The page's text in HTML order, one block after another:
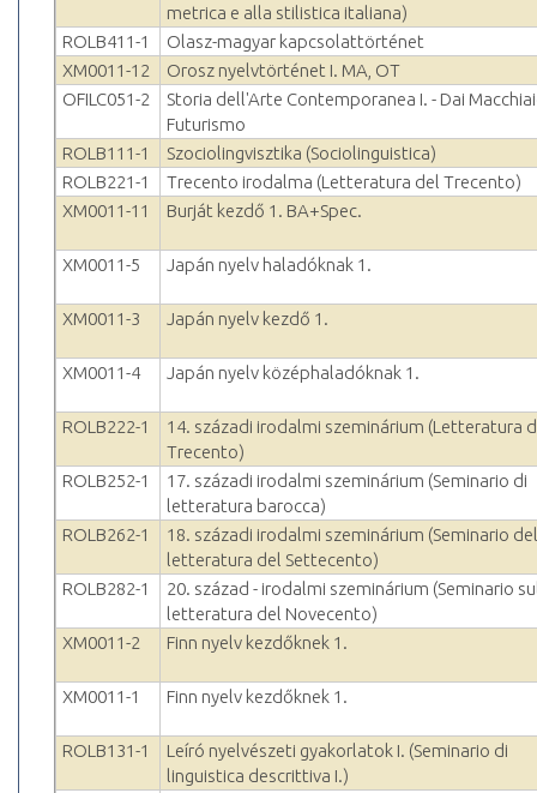
metrica e alla stilistica italiana)
ROLB411-1
Olasz-magyar kapcsolattörténet
XM0011-12
Orosz nyelvtörténet I. MA, OT
OFILC051-2
Storia dell'Arte Contemporanea I. - Dai
Futurismo
ROLB111-1
Szociolingvisztika (Sociolinguistica)
ROLB221-1
Trecento irodalma (Letteratura del Trecento)
XM0011-11
Burját kezdő 1. BA+Spec.
XM0011-5 Japán nyelv haladóknak 1.
XM0011-3 Japán nyelv kezdő 1.
XM0011-4 Japán nyelv középhaladóknak 1.
ROLB222-1
14. századi irodalmi szeminárium (Letteratura
Trecento)
ROLB252-1
17. századi irodalmi szeminárium (Seminario di
letteratura barocca)
ROLB262-1
18. századi irodalmi szeminárium (Seminario
letteratura del Settecento)
ROLB282-1
20. század - irodalmi szeminárium (Seminario
letteratura del Novecento)
XM0011-2
Finn nyelv kezdőknek 1.
XM0011-1 Finn nyelv kezdőknek 1.
ROLB131-1
Leíró nyelvészeti gyakorlatok I. (Seminario di
linguistica descrittiva I.)